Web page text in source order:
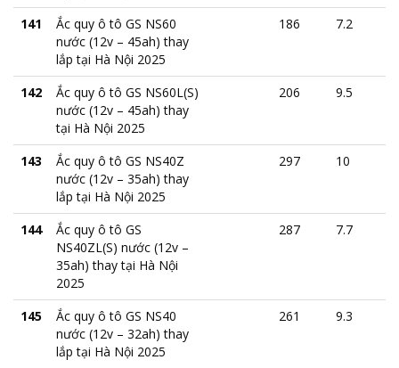
141
Ắc quy ô tô GS NS60
nước (12v – 45ah) thay
lắp tại Hà Nội 2025
186 7.2
142
Ắc quy ô tô GS NS60L(S)
nước (12v – 45ah) thay
tại Hà Nội 2025
206 9.5
143
Ắc quy ô tô GS NS40Z
nước (12v – 35ah) thay
lắp tại Hà Nội 2025
297 10
144
Ắc quy ô tô GS
NS40ZL(S) nước (12v –
35ah) thay tại Hà Nội
2025
287 7.7
145
Ắc quy ô tô GS NS40
nước (12v – 32ah) thay
lắp tại Hà Nội 2025
261 9.3